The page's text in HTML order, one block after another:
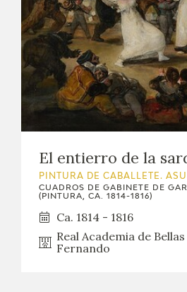
El entierro de la
PINTURA DE CABALLETE.
CUADROS DE GABINETE DE
(PINTURA, CA. 1814-1816)
Ca. 1814 - 1816
Real Academia de
Fernando